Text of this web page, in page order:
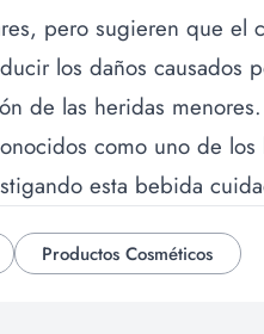
pero sugieren que el
los daños causados
de las heridas menores.
como uno de
esta bebida
Productos Cosméticos